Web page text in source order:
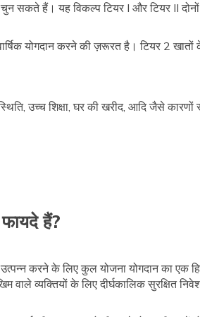
सकते हैं। यह विकल्प टियर I और टियर II दोनों
योगदान करने की ज़रूरत है। टियर 2
उच्च शिक्षा, घर की खरीद, आदि जैसे कारणों
हैं?
करने के लिए कुल योजना योगदान का एक
व्यक्तियों के लिए दीर्घकालिक सुरक्षित